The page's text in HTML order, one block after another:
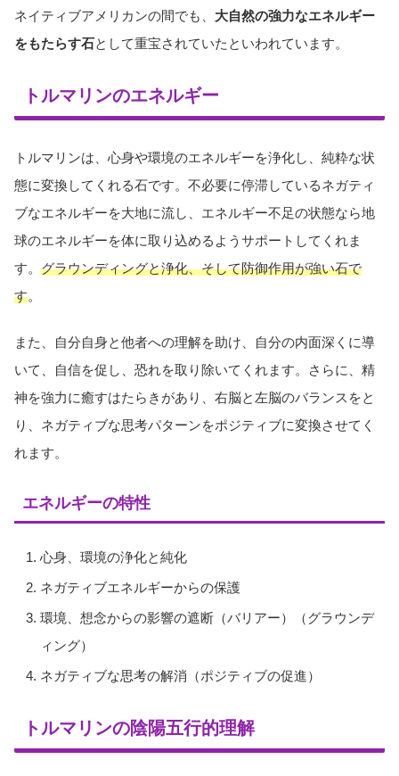
ネイティブアメリカンの間でも、 大自然の強力なエネルギー
をもたらす石として重宝されていたといわれています。
トルマリンのエネルギー
トルマリンは、心身や環境のエネルギーを浄化し、純粋な状
態に変換してくれる石です。不必要に停滞しているネガティ
ブなエネルギーを大地に流し、エネルギー不足の状態なら地
球のエネルギーを体に取り込めるようサポートしてくれま
す。 グラウンディングと浄化、そして防御作用が強い石で
す。
また、自分自身と他者への理解を助け、自分の内面深くに導
いて、自信を促し、恐れを取り除いてくれます。さらに、精
神を強力に癒すはたらきがあり、右脳と左脳のバランスをと
り、ネガティブな思考パターンをポジティブに変換させてく
れます。
エネルギーの特性
心身、環境の浄化と純化
ネガティブエネルギーからの保護
環境、想念からの影響の遮断（バリアー）（グラウンデ
ィング）
ネガティブな思考の解消（ポジティブの促進）
トルマリンの陰陽五行的理解